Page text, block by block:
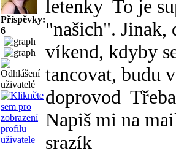
Příspěvky:
6
letenky To je
"našich".
víkend, kdyby
tancovat, budu
doprovod
Napiš mi na
srazík